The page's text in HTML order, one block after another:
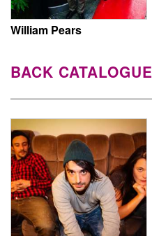
William Pears
BACK CATALOGUE